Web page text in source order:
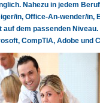
Nahezu in jedem
in, Office-An-wender/
auf dem passenden
CompTIA, Adobe und